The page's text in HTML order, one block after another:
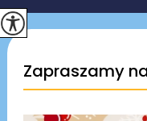
Zapraszamy